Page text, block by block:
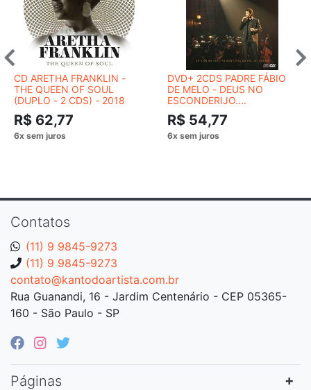
CD ARETHA FRANKLIN -
THE QUEEN OF SOUL
(DUPLO - 2 CDS) - 2018
R$ 62,77
DVD+ 2CDS PADRE FÁBIO
DE MELO - DEUS NO
ESCONDERIJO....
R$ 54,77
Contatos
(11) 9 9845-9273
(11) 9 9845-9273
contato@kantodoartista.com.br
Rua Guanandi, 16 - Jardim Centenário - CEP 05365-
160 - São Paulo - SP
Páginas